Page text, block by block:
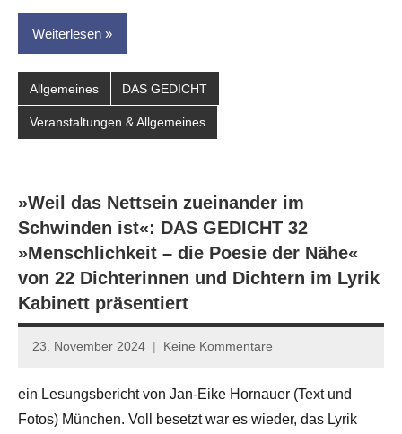
Weiterlesen
Allgemeines DAS GEDICHT
Veranstaltungen & Allgemeines
»Weil das Nettsein zueinander im
Schwinden ist«: DAS GEDICHT 32
»Menschlichkeit – die Poesie der Nähe«
von 22 Dichterinnen und Dichtern im Lyrik
Kabinett präsentiert
23. November 2024
Jan-
Hornauer
für
Keine Kommentare
ein Lesungsbericht von Jan-Eike Hornauer (Text und
Fotos) München. Voll besetzt war es wieder, das Lyrik